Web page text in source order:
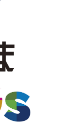
動」を更新し